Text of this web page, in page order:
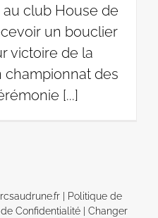
au club House de
un bouclier
victoire de la
championnat des
[...]
|
Politique de
Confidentialité| Changer